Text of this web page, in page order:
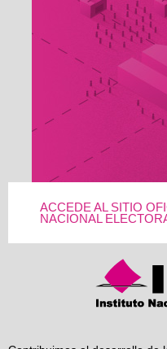
ACCEDE AL SITIO
NACIONAL